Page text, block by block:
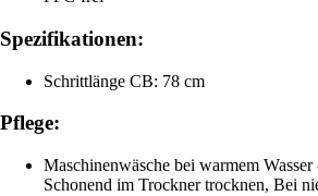
Spezifikationen:
Schrittlänge CB: 78 cm
Pflege:
Maschinenwäsche bei warmem
Schonend im Trockner trocknen, Bei